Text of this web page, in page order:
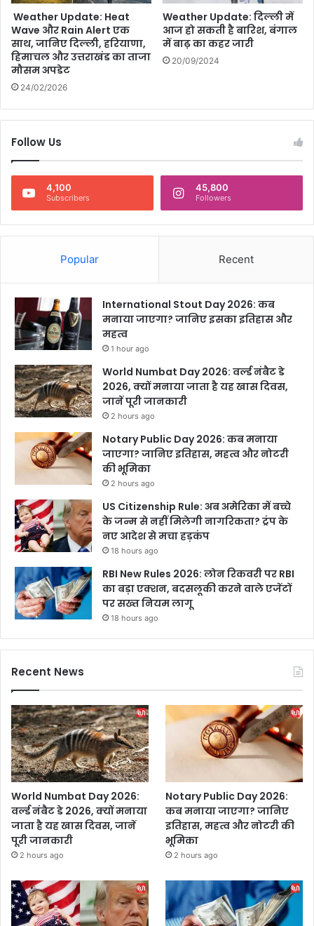
फैं
स
औ
र
आ
कों
की
मि
प्र
ति
Weather Update: Heat
Wave और Rain Alert एक
साथ, जानिए दिल्ली, हरियाणा,
हिमाचल और उत्तराखंड का ताजा
मौसम अपडेट
24/02/2026
Weather Update: दिल्ली में
आज हो सकती है बारिश, बंगाल
में बाढ़ का कहर जारी
20/09/2024
Follow Us
4,100
Subscribers
45,800
Followers
Popular Recent
International Stout Day 2026: कब
मनाया जाएगा? जानिए इसका इतिहास और
महत्व
1 hour ago
World Numbat Day 2026: वर्ल्ड नंबैट डे
2026, क्यों मनाया जाता है यह खास दिवस,
जानें पूरी जानकारी
2 hours ago
Notary Public Day 2026: कब मनाया
जाएगा? जानिए इतिहास, महत्व और नोटरी
की भूमिका
2 hours ago
US Citizenship Rule: अब अमेरिका में बच्चे
के जन्म से नहीं मिलेगी नागरिकता? ट्रंप के
नए आदेश से मचा हड़कंप
18 hours ago
RBI New Rules 2026: लोन रिकवरी पर RBI
का बड़ा एक्शन, बदसलूकी करने वाले एजेंटों
पर सख्त नियम लागू
18 hours ago
Recent News
World Numbat Day 2026:
वर्ल्ड नंबैट डे 2026, क्यों मनाया
जाता है यह खास दिवस, जानें
पूरी जानकारी
2 hours ago
Notary Public Day 2026:
कब मनाया जाएगा? जानिए
इतिहास, महत्व और नोटरी की
भूमिका
2 hours ago